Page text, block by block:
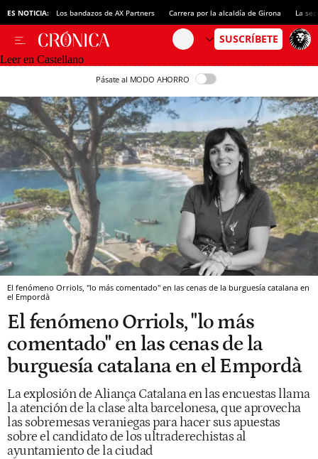
ES NOTICIA: Los bandazos de AX Partners Carrera por la alcaldía de Girona La
Leer en Castellano
Pásate al MODO AHORRO
El fenómeno Orriols, "lo más comentado" en las cenas de la burguesía catalana en
el Empordà
El fenómeno Orriols, "lo más
comentado" en las cenas de la
burguesía catalana en el Empordà
La explosión de Aliança Catalana en las encuestas llama
la atención de la clase alta barcelonesa, que aprovecha
las sobremesas veraniegas para hacer sus apuestas
sobre el candidato de los ultraderechistas al
ayuntamiento de la ciudad